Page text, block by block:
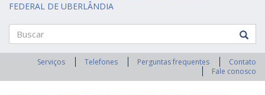
FEDERAL DE UBERLÂNDIA
Buscar
Serviços Telefones Perguntas frequentes
Contato
Fale conosco